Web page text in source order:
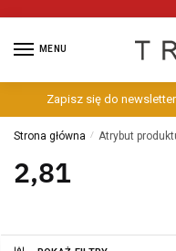
MENU
Zapisz się do
Strona główna / Atrybut
2,81